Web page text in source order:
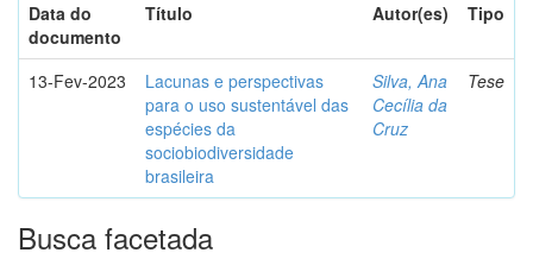
Data do
documento
Título Autor(es) Tipo
13-Fev-2023
Lacunas e perspectivas
para o uso sustentável das
espécies da
sociobiodiversidade
brasileira
Silva, Ana
Cecília da
Cruz
Tese
Busca facetada